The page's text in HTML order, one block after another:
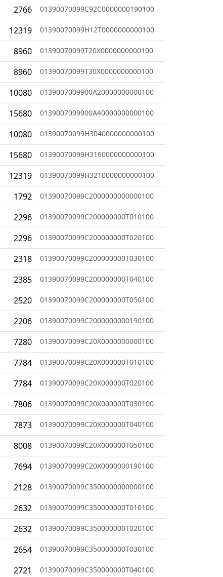
2766 01390070099C92C0000000190100
12319 01390070099H12T0000000000100
8960 01390070099T20X0000000000100
8960 01390070099T30X0000000000100
10080 0139007009900A20000000000100
15680 0139007009900A40000000000100
10080 01390070099H3040000000000100
15680 01390070099H3160000000000100
12319 01390070099H3210000000000100
1792 01390070099C2000000000000100
2296 01390070099C200000000T010100
2296 01390070099C200000000T020100
2318 01390070099C200000000T030100
2385 01390070099C200000000T040100
2520 01390070099C200000000T050100
2206 01390070099C2000000000190100
7280 01390070099C20X0000000000100
7784 01390070099C20X000000T010100
7784 01390070099C20X000000T020100
7806 01390070099C20X000000T030100
7873 01390070099C20X000000T040100
8008 01390070099C20X000000T050100
7694 01390070099C20X0000000190100
2128 01390070099C3500000000000100
2632 01390070099C350000000T010100
2632 01390070099C350000000T020100
2654 01390070099C350000000T030100
2721 01390070099C350000000T040100